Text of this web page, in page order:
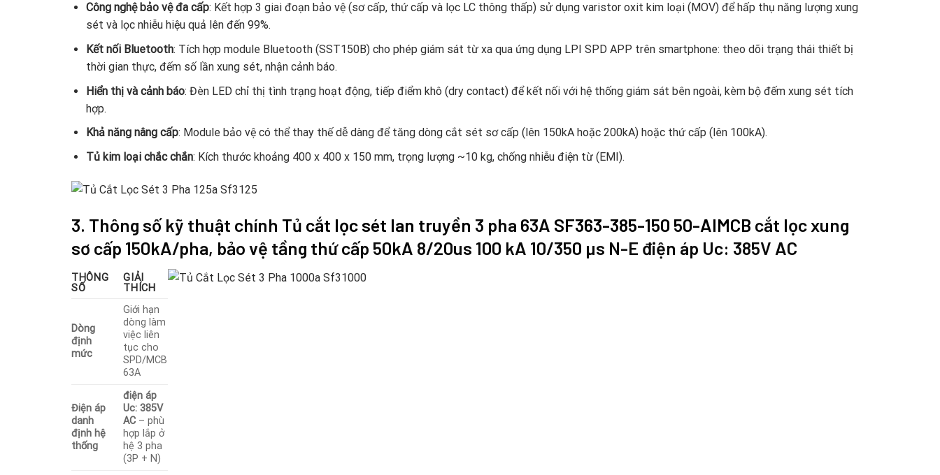
Công nghệ bảo vệ đa cấp: Kết hợp 3 giai đoạn bảo vệ (sơ cấp, thứ cấp và lọc LC thông thấp) sử dụng varistor oxit kim loại (MOV) để hấp thụ năng lượng xung
sét và lọc nhiễu hiệu quả lên đến 99%.
Kết nối Bluetooth: Tích hợp module Bluetooth (SST150B) cho phép giám sát từ xa qua ứng dụng LPI SPD APP trên smartphone: theo dõi trạng thái thiết bị
thời gian thực, đếm số lần xung sét, nhận cảnh báo.
Hiển thị và cảnh báo: Đèn LED chỉ thị tình trạng hoạt động, tiếp điểm khô (dry contact) để kết nối với hệ thống giám sát bên ngoài, kèm bộ đếm xung sét tích
hợp.
Khả năng nâng cấp: Module bảo vệ có thể thay thế dễ dàng để tăng dòng cắt sét sơ cấp (lên 150kA hoặc 200kA) hoặc thứ cấp (lên 100kA).
Tủ kim loại chắc chắn: Kích thước khoảng 400 x 400 x 150 mm, trọng lượng ~10 kg, chống nhiễu điện từ (EMI).
3. Thông số kỹ thuật chính Tủ cắt lọc sét lan truyền 3 pha 63A SF363-385-150 50-AIMCB cắt lọc xung
sơ cấp 150kA/pha, bảo vệ tầng thứ cấp 50kA 8/20us 100 kA 10/350 µs N-E điện áp Uc: 385V AC
THÔNG
SỐ
GIẢI
THÍCH
Dòng
định
mức
Giới hạn
dòng làm
việc liên
tục cho
SPD/MCB
63A
Điện áp
danh
định hệ
thống
điện áp
Uc: 385V
AC – phù
hợp lắp ở
hệ 3 pha
(3P + N)